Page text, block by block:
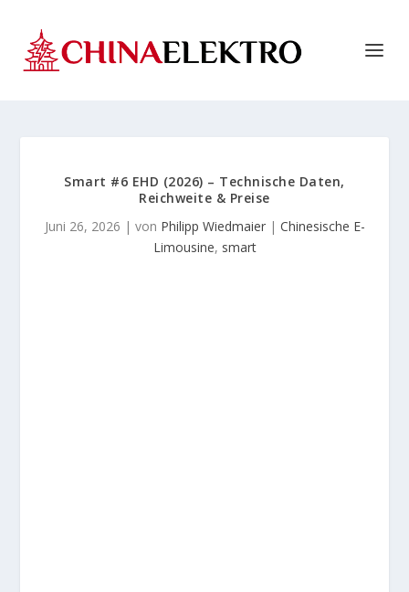
Smart #6 EHD (2026) – Technische Daten,
Reichweite & Preise
Juni 26, 2026 | von Philipp Wiedmaier| Chinesische E-
Limousine, smart